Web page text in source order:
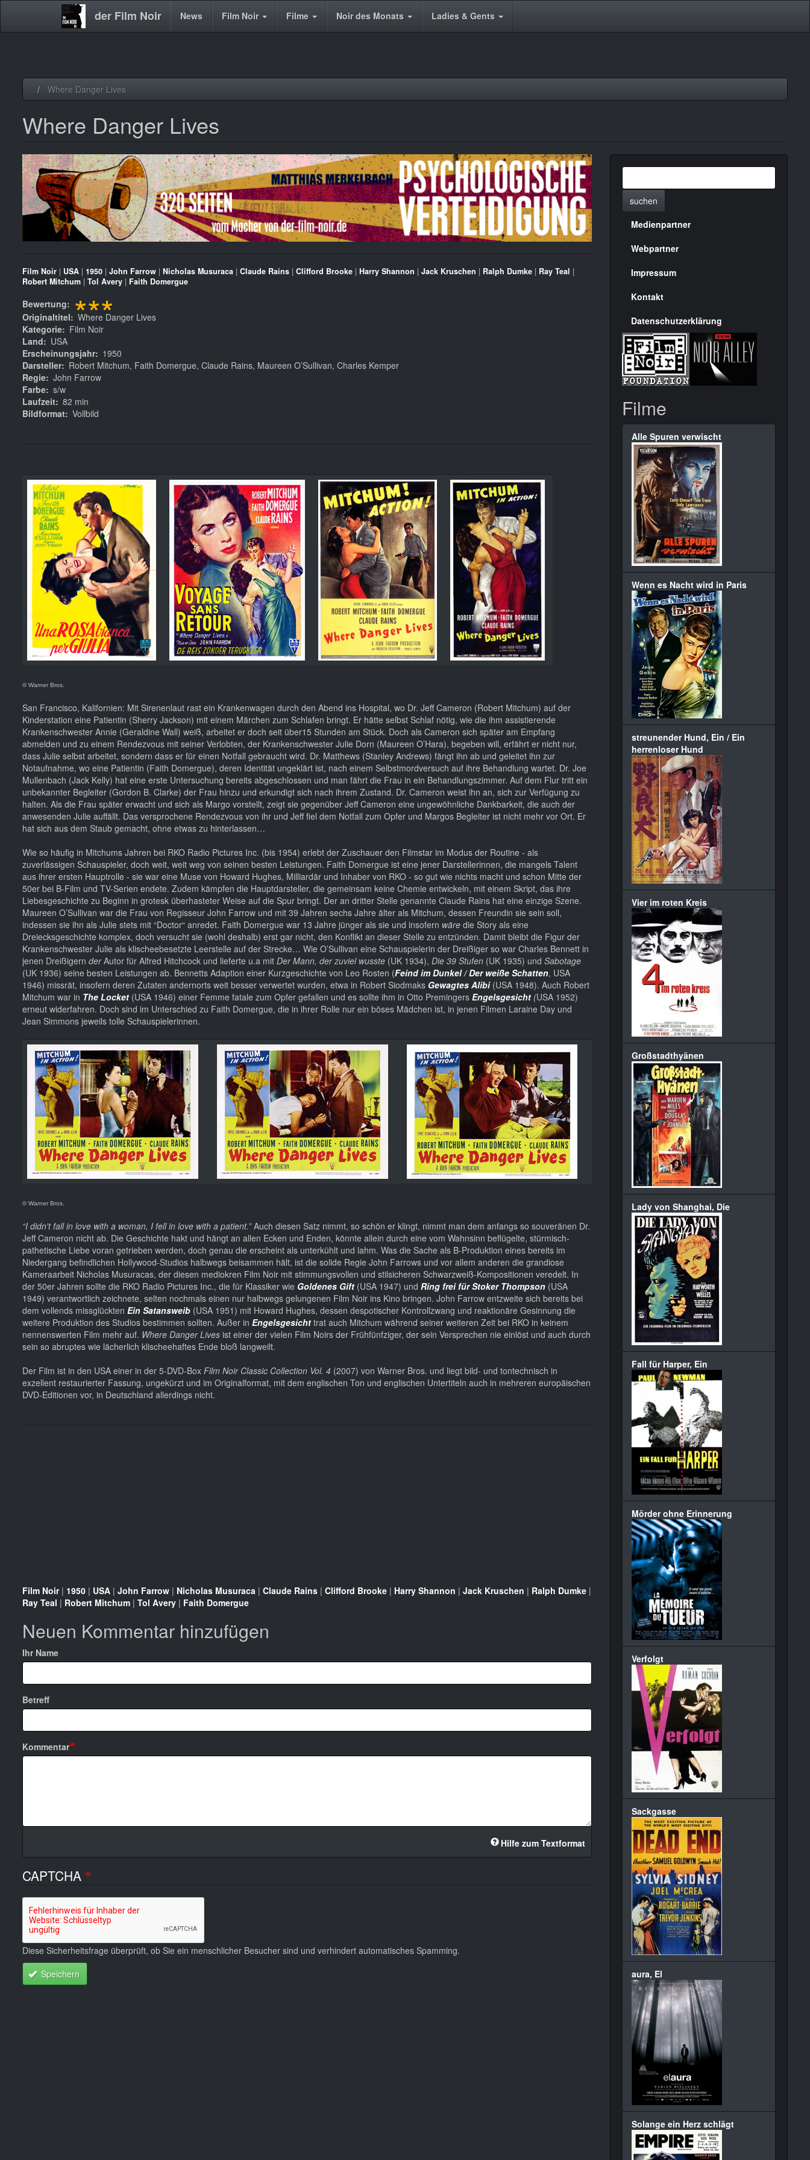
der Film Noir
Main News Film Noir Filme Noir des Monats Ladies & Gents
Where Danger Lives
Where Danger Lives
Film Noir | USA | 1950 | John Farrow | Nicholas Musuraca | Claude Rains | Clifford Brooke | Harry Shannon | Jack Kruschen | Ralph Dumke | Ray Teal |
Robert Mitchum | Tol Avery | Faith Domergue
Bewertung ***
Originaltitel
Where Danger Lives
Kategorie
Film Noir
Land
USA
Erscheinungsjahr
1950
Darsteller
Robert Mitchum, Faith Domergue, Claude Rains, Maureen O’Sullivan, Charles Kemper
Regie John Farrow
Farbe s/w
Laufzeit 82 min
Bildformat Vollbild
© Warner Bros.
San Francisco, Kalifornien: Mit Sirenenlaut rast ein Krankenwagen durch den Abend ins Hospital, wo Dr. Jeff Cameron (Robert Mitchum) auf der
Kinderstation eine Patientin (Sherry Jackson) mit einem Märchen zum Schlafen bringt. Er hätte selbst Schlaf nötig, wie die ihm assistierende
Krankenschwester Annie (Geraldine Wall) weiß, arbeitet er doch seit über15 Stunden am Stück. Doch als Cameron sich später am Empfang
abmelden und zu einem Rendezvous mit seiner Verlobten, der Krankenschwester Julie Dorn (Maureen O’Hara), begeben will, erfährt er nicht nur,
dass Julie selbst arbeitet, sondern dass er für einen Notfall gebraucht wird. Dr. Matthews (Stanley Andrews) fängt ihn ab und geleitet ihn zur
Notaufnahme, wo eine Patientin (Faith Domergue), deren Identität ungeklärt ist, nach einem Selbstmordversuch auf ihre Behandlung wartet. Dr. Joe
Mullenbach (Jack Kelly) hat eine erste Untersuchung bereits abgeschlossen und man fährt die Frau in ein Behandlungszimmer. Auf dem Flur tritt ein
unbekannter Begleiter (Gordon B. Clarke) der Frau hinzu und erkundigt sich nach ihrem Zustand. Dr. Cameron weist ihn an, sich zur Verfügung zu
halten. Als die Frau später erwacht und sich als Margo vorstellt, zeigt sie gegenüber Jeff Cameron eine ungewöhnliche Dankbarkeit, die auch der
anwesenden Julie auffällt. Das versprochene Rendezvous von ihr und Jeff fiel dem Notfall zum Opfer und Margos Begleiter ist nicht mehr vor Ort. Er
hat sich aus dem Staub gemacht, ohne etwas zu hinterlassen…
Wie so häufig in Mitchums Jahren bei RKO Radio Pictures Inc. (bis 1954) erlebt der Zuschauer den Filmstar im Modus der Routine - als
zuverlässigen Schauspieler, doch weit, weit weg von seinen besten Leistungen. Faith Domergue ist eine jener Darstellerinnen, die mangels Talent
aus ihrer ersten Hauptrolle - sie war eine Muse von Howard Hughes, Milliardär und Inhaber von RKO - so gut wie nichts macht und schon Mitte der
50er bei B-Film und TV-Serien endete. Zudem kämpfen die Hauptdarsteller, die gemeinsam keine Chemie entwickeln, mit einem Skript, das ihre
Liebesgeschichte zu Beginn in grotesk überhasteter Weise auf die Spur bringt. Der an dritter Stelle genannte Claude Rains hat eine einzige Szene.
Maureen O’Sullivan war die Frau von Regisseur John Farrow und mit 39 Jahren sechs Jahre älter als Mitchum, dessen Freundin sie sein soll,
indessen sie ihn als Julie stets mit “Doctor“ anredet. Faith Domergue war 13 Jahre jünger als sie und insofern wäre die Story als eine
Dreiecksgeschichte komplex, doch versucht sie (wohl deshalb) erst gar nicht, den Konflikt an dieser Stelle zu entzünden. Damit bleibt die Figur der
Krankenschwester Julie als klischeebesetzte Leerstelle auf der Strecke… Wie O’Sullivan eine Schauspielerin der Dreißiger so war Charles Bennett in
jenen Dreißigern derAutor für Alfred Hitchcock und lieferte u.a mit Der Mann, der zuviel wusste (UK 1934), Die 39 Stufen (UK 1935) und Sabotage
(UK 1936) seine besten Leistungen ab. Bennetts Adaption einer Kurzgeschichte von Leo Rosten (Feind im Dunkel / Der weiße Schatten, USA
1946) missrät, insofern deren Zutaten andernorts weit besser verwertet wurden, etwa in Robert Siodmaks Gewagtes Alibi(USA 1948). Auch Robert
Mitchum war in The Locket (USA 1946) einer Femme fatale zum Opfer gefallen und es sollte ihm in Otto Premingers Engelsgesicht (USA 1952)
erneut widerfahren. Doch sind im Unterschied zu Faith Domergue, die in ihrer Rolle nur ein böses Mädchen ist, in jenen Filmen Laraine Day und
Jean Simmons jeweils tolle Schauspielerinnen.
© Warner Bros.
“I didn't fall in love with a woman, I fell in love with a patient.”Auch diesen Satz nimmt, so schön er klingt, nimmt man dem anfangs so souveränen Dr.
Jeff Cameron nicht ab. Die Geschichte hakt und hängt an allen Ecken und Enden, könnte allein durch eine vom Wahnsinn beflügelte, stürmisch-
pathetische Liebe voran getrieben werden, doch genau die erscheint als unterkühlt und lahm. Was die Sache als B-Produktion eines bereits im
Niedergang befindlichen Hollywood-Studios halbwegs beisammen hält, ist die solide Regie John Farrows und vor allem anderen die grandiose
Kameraarbeit Nicholas Musuracas, der diesen mediokren Film Noir mit stimmungsvollen und stilsicheren Schwarzweiß-Kompositionen veredelt. In
der 50er Jahren sollte die RKO Radio Pictures Inc., die für Klassiker wie Goldenes Gift (USA 1947) und Ring frei für Stoker Thompson (USA
1949) verantwortlich zeichnete, selten nochmals einen nur halbwegs gelungenen Film Noir ins Kino bringen. John Farrow entzweite sich bereits bei
dem vollends missglückten Ein Satansweib (USA 1951) mit Howard Hughes, dessen despotischer Kontrollzwang und reaktionäre Gesinnung die
weitere Produktion des Studios bestimmen sollten. Außer in Engelsgesicht trat auch Mitchum während seiner weiteren Zeit bei RKO in keinem
nennenswerten Film mehr auf. Where Danger Lives ist einer der vielen Film Noirs der Frühfünfziger, der sein Versprechen nie einlöst und auch durch
sein so abruptes wie lächerlich klischeehaftes Ende bloß langweilt.
Der Film ist in den USA einer in der 5-DVD-Box Film Noir Classic Collection Vol. 4 (2007) von Warner Bros. und liegt bild- und tontechnisch in
exzellent restaurierter Fassung, ungekürzt und im Originalformat, mit dem englischen Ton und englischen Untertiteln auch in mehreren europäischen
DVD-Editionen vor, in Deutschland allerdings nicht.
Film Noir| 1950 | USA | John Farrow | Nicholas Musuraca | Claude Rains | Clifford Brooke | Harry Shannon | Jack Kruschen | Ralph Dumke |
Ray Teal | Robert Mitchum | Tol Avery | Faith Domergue
Neuen Kommentar hinzufügen
Ihr Name
Betreff
Kommentar
Hilfe zum Textformat
CAPTCHA
Diese Sicherheitsfrage überprüft, ob Sie ein menschlicher Besucher sind und verhindert automatisches Spamming.
Speichern
suchen
Menülinks
rechte
Seite
Medienpartner
Webpartner
Impressum
Kontakt
Datenschutzerklärung
Filme
Alle Spuren verwischt
Wenn es Nacht wird in Paris
streunender Hund, Ein / Ein
herrenloser Hund
Vier im roten Kreis
Großstadthyänen
Lady von Shanghai, Die
Fall für Harper, Ein
Mörder ohne Erinnerung
Verfolgt
Sackgasse
aura, El
Solange ein Herz schlägt